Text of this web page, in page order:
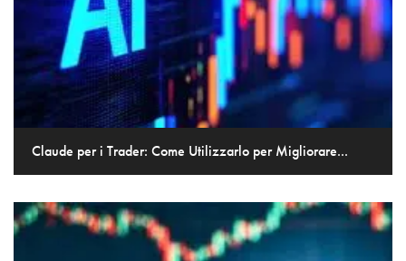
Claude per i Trader: Come Utilizzarlo per Migliorare...